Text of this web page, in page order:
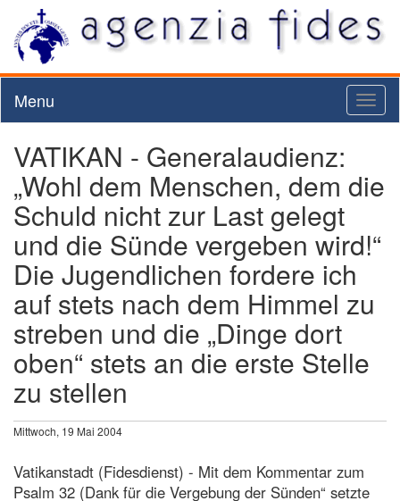
Menu
VATIKAN - Generalaudienz:
„Wohl dem Menschen, dem die
Schuld nicht zur Last gelegt
und die Sünde vergeben wird!“
Die Jugendlichen fordere ich
auf stets nach dem Himmel zu
streben und die „Dinge dort
oben“ stets an die erste Stelle
zu stellen
Mittwoch, 19 Mai 2004
Vatikanstadt (Fidesdienst) - Mit dem Kommentar zum
Psalm 32 (Dank für die Vergebung der Sünden“ setzte